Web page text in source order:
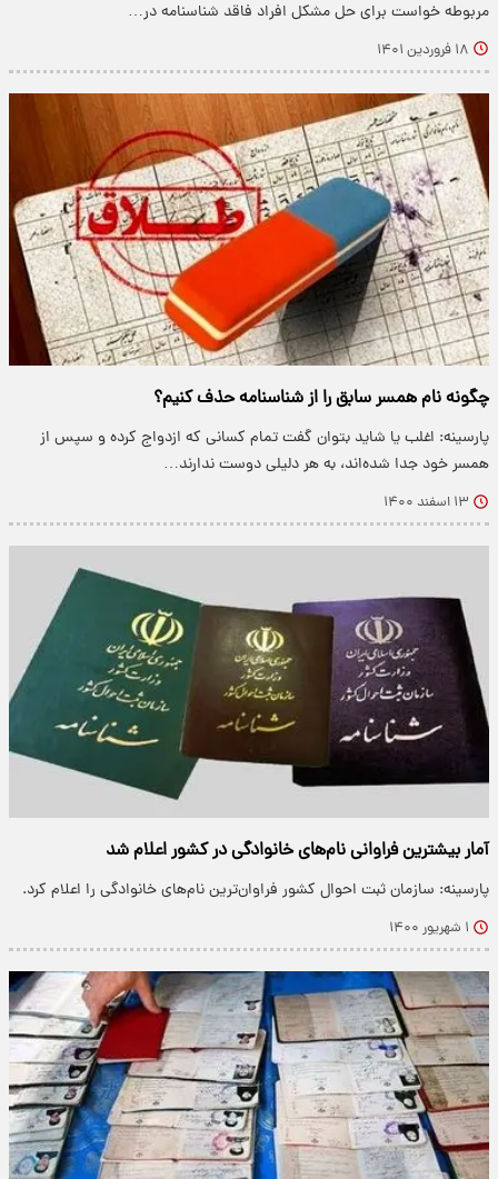
مربوطه خواست برای حل مشکل افراد فاقد شناسنامه در…
۱۸ فروردین ۱۴۰۱
چگونه نام همسر سابق را از شناسنامه حذف کنیم؟
پارسینه: اغلب یا شاید بتوان گفت تمام کسانی که ازدواج کرده و سپس از
همسر خود جدا شده‌اند، به هر دلیلی دوست ندارند…
۱۳ اسفند ۱۴۰۰
آمار بیشترین فراوانی نام‌های خانوادگی در کشور اعلام شد
پارسینه: سازمان ثبت احوال کشور فراوان‌ترین نام‌های خانوادگی را اعلام کرد.
۱ شهریور ۱۴۰۰